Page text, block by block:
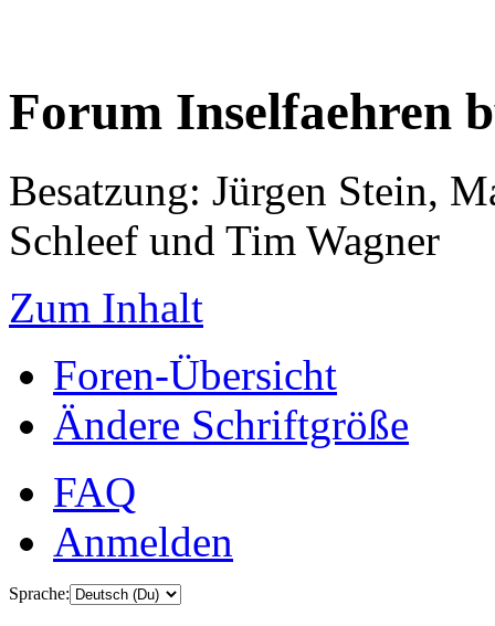
Forum Inselfaehren
Besatzung: Jürgen Stein,
Schleef und Tim Wagner
Zum Inhalt
Foren-Übersicht
Ändere Schriftgröße
FAQ
Anmelden
Sprache: